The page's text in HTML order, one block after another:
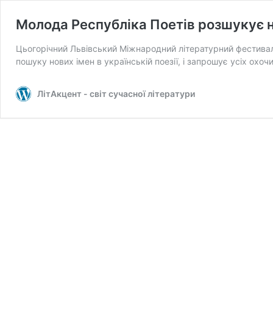
Молода Республіка Поетів розшукує
Цьогорічний Львівський Міжнародний літературний
пошуку нових імен в українській поезії, і запрошує усіх
ЛітАкцент - світ сучасної літератури